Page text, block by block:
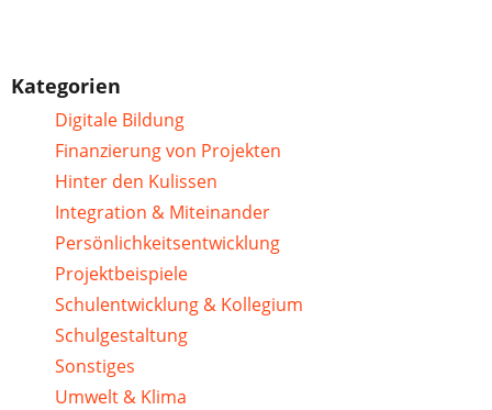
Kategorien
Digitale Bildung
Finanzierung von Projekten
Hinter den Kulissen
Integration & Miteinander
Persönlichkeitsentwicklung
Projektbeispiele
Schulentwicklung & Kollegium
Schulgestaltung
Sonstiges
Umwelt & Klima